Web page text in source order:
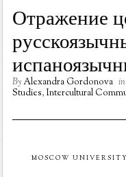
Отражение
By Alexandra Gordonova in
Studies, Intercultural
MOSCOW